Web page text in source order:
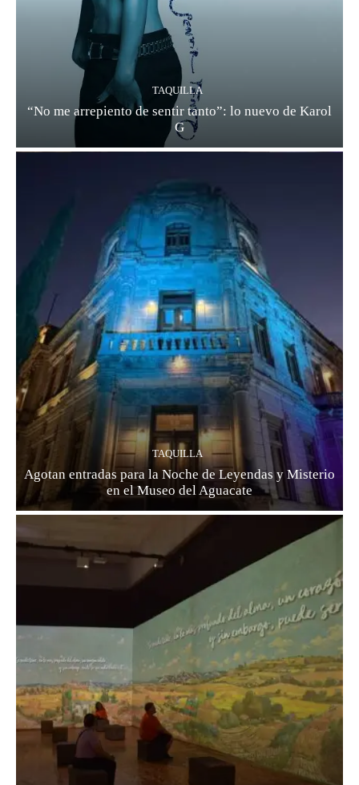
TAQUILLA
“No me arrepiento de sentir tanto”: lo nuevo de Karol
G
TAQUILLA
Agotan entradas para la Noche de Leyendas y Misterio
en el Museo del Aguacate